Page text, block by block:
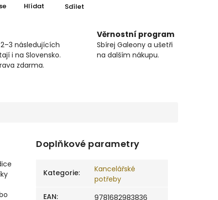
Hlídat Sdílet
následujících
i na Slovensko.
zdarma.
Věrnostní program
Sbírej Galeony a ušetři
na dalším nákupu.
Doplňkové parametry
Kategorie:
Kancelářské
potřeby
EAN: 9781682983836